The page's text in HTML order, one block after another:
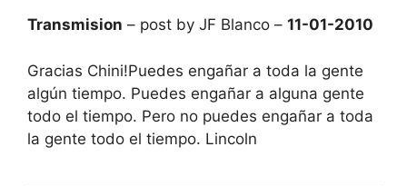
Transmision – post by JF Blanco – 11-01-2010
Gracias Chini!Puedes engañar a toda la gente
algún tiempo. Puedes engañar a alguna gente
todo el tiempo. Pero no puedes engañar a toda
la gente todo el tiempo. Lincoln